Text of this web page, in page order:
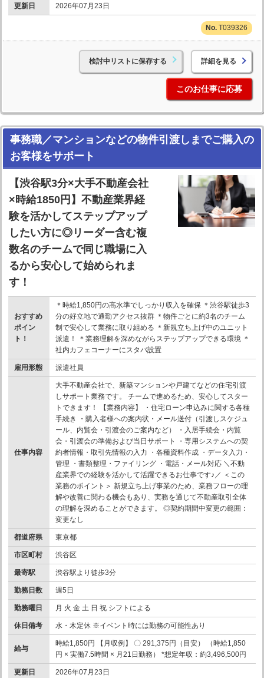
更新日 2026年07月23日
T039326
検討中リストに保存する 詳細を見る
このお仕事に応募
事務職／マンションなどの物件引渡しまでご購入の
お客様をサポート
【渋谷駅3分×大手不動産会社
×時給1850円】不動産業界経
験を活かしてステップアップ
したい方に◎リーダー含む複
数名のチームで同じ職場に入
るから安心して始められま
す！
おすすめ
ポイン
ト！
＊時給1,850円の高水準でしっかり収入を確保 ＊渋谷駅徒歩3
分の好立地で通勤アクセス抜群 ＊物件ごとに約3名のチーム
制で安心して業務に取り組める ＊新規立ち上げ中のユニット
派遣！ ＊業務理解を深めながらステップアップできる環境 ＊
社内カフェコーナーにスタバ設置
雇用形態 派遣社員
仕事内容
大手不動産会社で、新築マンションや戸建てなどの住宅引渡
しサポート業務です。 チームで進めるため、安心してスター
トできます！ 【業務内容】 ・住宅ローン申込みに関する各種
手続き ・購入者様への案内状・メール送付（引渡しスケジュ
ール、内覧会・引渡会のご案内など） ・入居手続会・内覧
会・引渡会の準備および当日サポート ・専用システムへの契
約者情報・取引先情報の入力 ・各種資料作成 ・データ入力・
管理 ・書類整理・ファイリング ・電話・メール対応 ＼不動
産業界での経験を活かして活躍できるお仕事です♪／ ＜この
業務のポイント＞ 新規立ち上げ事業のため、業務フローの理
解や改善に関わる機会もあり、実務を通じて不動産取引全体
の理解を深めることができます。 ◎契約期間中変更の範囲：
変更なし
都道府県 東京都
市区町村 渋谷区
最寄駅 渋谷駅より徒歩3分
勤務日数 週5日
勤務曜日 月 火 金 土 日 祝 シフトによる
休日備考 水・木定休 ※イベント時には勤務の可能性あり
給与
時給1,850円 【月収例】 〇 291,375円（目安） （時給1,850
円 × 実働7.5時間 × 月21日勤務） *想定年収：約3,496,500円
更新日 2026年07月23日